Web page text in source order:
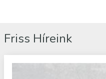
Friss Híreink